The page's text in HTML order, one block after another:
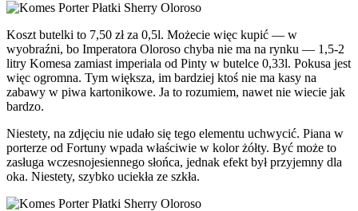
Koszt butelki to 7,50 zł za 0,5l. Możecie więc kupić — w
wyobraźni, bo Imperatora Oloroso chyba nie ma na rynku — 1,5-2
litry Komesa zamiast imperiala od Pinty w butelce 0,33l. Pokusa jest
więc ogromna. Tym większa, im bardziej ktoś nie ma kasy na
zabawy w piwa kartonikowe. Ja to rozumiem, nawet nie wiecie jak
bardzo.
Niestety, na zdjęciu nie udało się tego elementu uchwycić. Piana w
porterze od Fortuny wpada właściwie w kolor żółty. Być może to
zasługa wczesnojesiennego słońca, jednak efekt był przyjemny dla
oka. Niestety, szybko uciekła ze szkła.